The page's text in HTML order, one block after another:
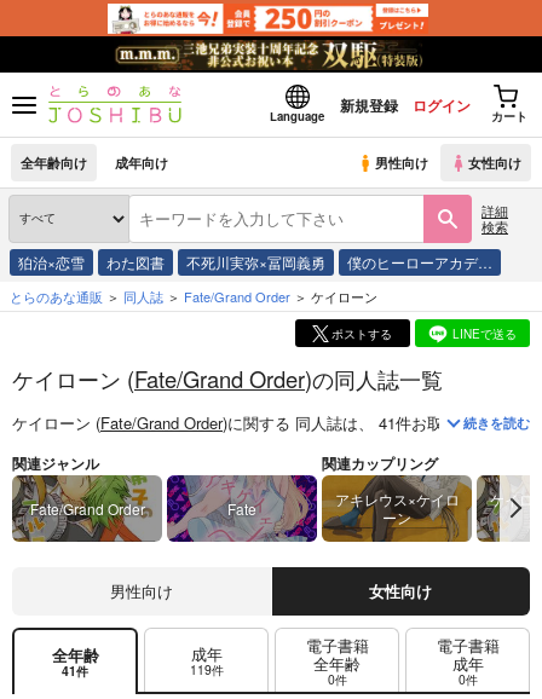
Language
新規登録 ログイン
カート
全年齢向け 成年向け 男性向け 女性向け
詳細
検索
狛治×恋雪 わた図書 不死川実弥×冨岡義勇 僕のヒーローアカデ…
とらのあな通販 同人誌 Fate/Grand Order ケイローン
ポストする LINEで送る
ケイローン (Fate/Grand Order)の同人誌一覧
ケイローン (Fate/Grand Order)に関する 同人誌は、 41件お取り扱いがご
続きを読む
関連ジャンル
Fate/Grand Order Fate
関連カップリング
アキレウス×ケイロ
ーン
ケイロ
男性向け 女性向け
全年齢
41件
成年
119件
電子書籍
全年齢
0件
電子書籍
成年
0件